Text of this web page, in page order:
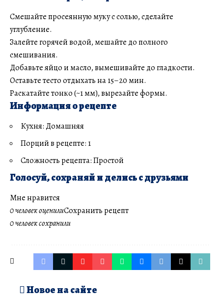
Смешайте просеянную муку с солью, сделайте
углубление.
Залейте горячей водой, мешайте до полного
смешивания.
Добавьте яйцо и масло, вымешивайте до гладкости.
Оставьте тесто отдыхать на 15–20 мин.
Раскатайте тонко (~1 мм), вырезайте формы.
Информация о рецепте
Кухня: Домашняя
Порций в рецепте: 1
Сложность рецепта: Простой
Голосуй, сохраняй и делись с друзьями
Мне нравится
0 человек оценилиСохранить рецепт
0 человек сохранили
Новое на сайте